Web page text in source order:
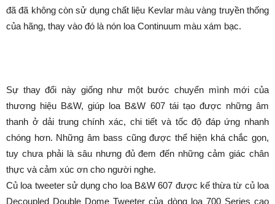
đã đã không còn sử dụng chất liệu Kevlar màu vàng truyền thống
của hãng, thay vào đó là nón loa Continuum màu xám bạc.
Sự thay đổi này giống như một bước chuyển mình mới của
thương hiệu B&W, giúp loa B&W 607 tái tạo được những âm
thanh ở dải trung chính xác, chi tiết và tốc độ đáp ứng nhanh
chóng hơn. Những âm bass cũng được thể hiện khá chắc gọn,
tuy chưa phải là sâu nhưng đủ đem đến những cảm giác chân
thực và cảm xúc ơn cho người nghe.
Củ loa tweeter sử dụng cho loa B&W 607 được kế thừa từ củ loa
Decoupled Double Dome Tweeter của dòng loa 700 Series cao